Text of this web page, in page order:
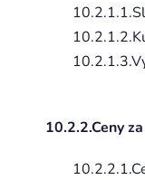
10.2.2.Ceny